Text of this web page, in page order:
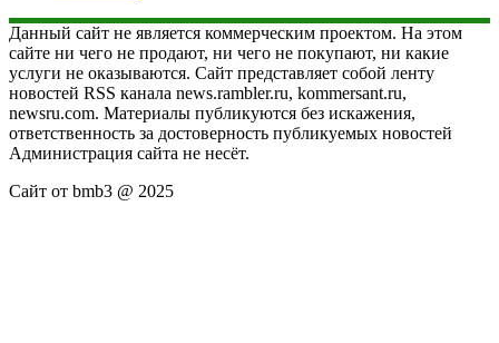
Данный сайт не является коммерческим проектом. На этом
сайте ни чего не продают, ни чего не покупают, ни какие
услуги не оказываются. Сайт представляет собой ленту
новостей RSS канала news.rambler.ru, kommersant.ru,
newsru.com. Материалы публикуются без искажения,
ответственность за достоверность публикуемых новостей
Администрация сайта не несёт.
Сайт от bmb3 @ 2025